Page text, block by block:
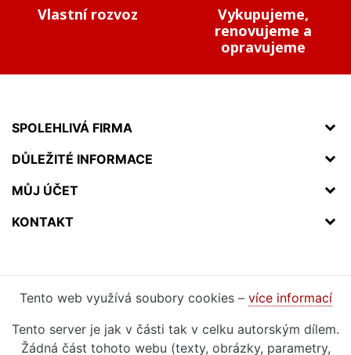
Vlastní rozvoz
Vykupujeme,
renovujeme a
opravujeme
SPOLEHLIVÁ FIRMA
DŮLEŽITÉ INFORMACE
MŮJ ÚČET
KONTAKT
Tento web využívá soubory cookies – více informací
Tento server je jak v části tak v celku autorským dílem.
Žádná část tohoto webu (texty, obrázky, parametry,